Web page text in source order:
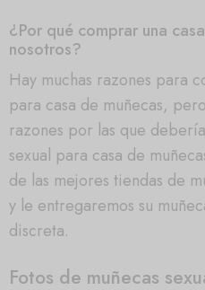
¿Por qué comprar una
nosotros?
Hay muchas razones para
para casa de muñecas,
razones por las que
sexual para casa de
de las mejores tiendas de
y le entregaremos su
discreta.
Fotos de muñecas